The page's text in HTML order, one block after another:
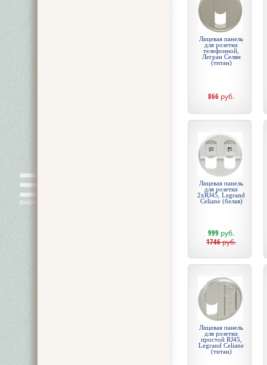
Лицевая панель
для розетки
телефонной,
Легран Селян
(титан)
866 руб.
Лицевая панель
для розетки
2хRJ45, Legrand
Celiane (белая)
999 руб.
1746руб.
Лицевая панель
для розетки
простой RJ45,
Legrand Celiane
(титан)